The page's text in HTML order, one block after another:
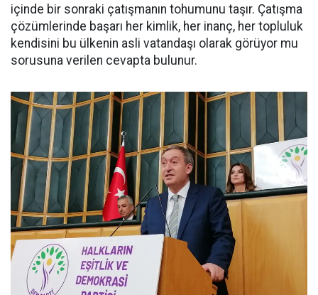
içinde bir sonraki çatışmanın tohumunu taşır. Çatışma
çözümlerinde başarı her kimlik, her inanç, her topluluk
kendisini bu ülkenin asli vatandaşı olarak görüyor mu
sorusuna verilen cevapta bulunur.